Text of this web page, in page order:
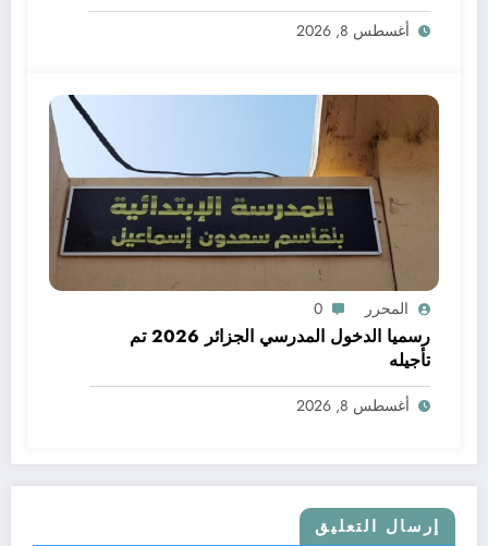
أغسطس 8, 2026
المحرر 0
رسميا الدخول المدرسي الجزائر 2026 تم
تأجيله
أغسطس 8, 2026
إرسال التعليق